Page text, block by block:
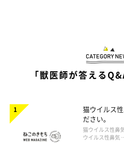
「獣医師が答える
猫ウイルス
ださい。
猫ウイルス性鼻
ウイルス性鼻気